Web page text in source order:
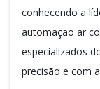
conhecendo a
automação ar
especializados
precisão e com